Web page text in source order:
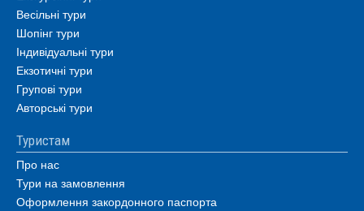
Весільні тури
Шопінг тури
Індивідуальні тури
Екзотичні тури
Групові тури
Авторські тури
Туристам
Про нас
Тури на замовлення
Оформлення закордонного паспорта